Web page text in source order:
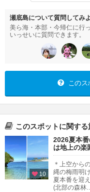
瀬底島について質問してみ
美ら海・本部・今帰仁に行
いっせいに質問できます。
このス
このスポットに関する
10
2026夏本
は地上の楽
＊上空から
縄の梅雨明
夏本番を迎
(北部の森林